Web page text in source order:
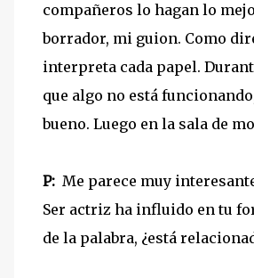
compañeros lo hagan lo
borrador, mi guion. Como
interpreta cada papel.
que algo no está
bueno. Luego en la sala de
P: Me parece muy
Ser actriz ha influido en tu
de la palabra, ¿está